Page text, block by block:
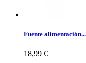
Fuente alimentación...
18,99 €